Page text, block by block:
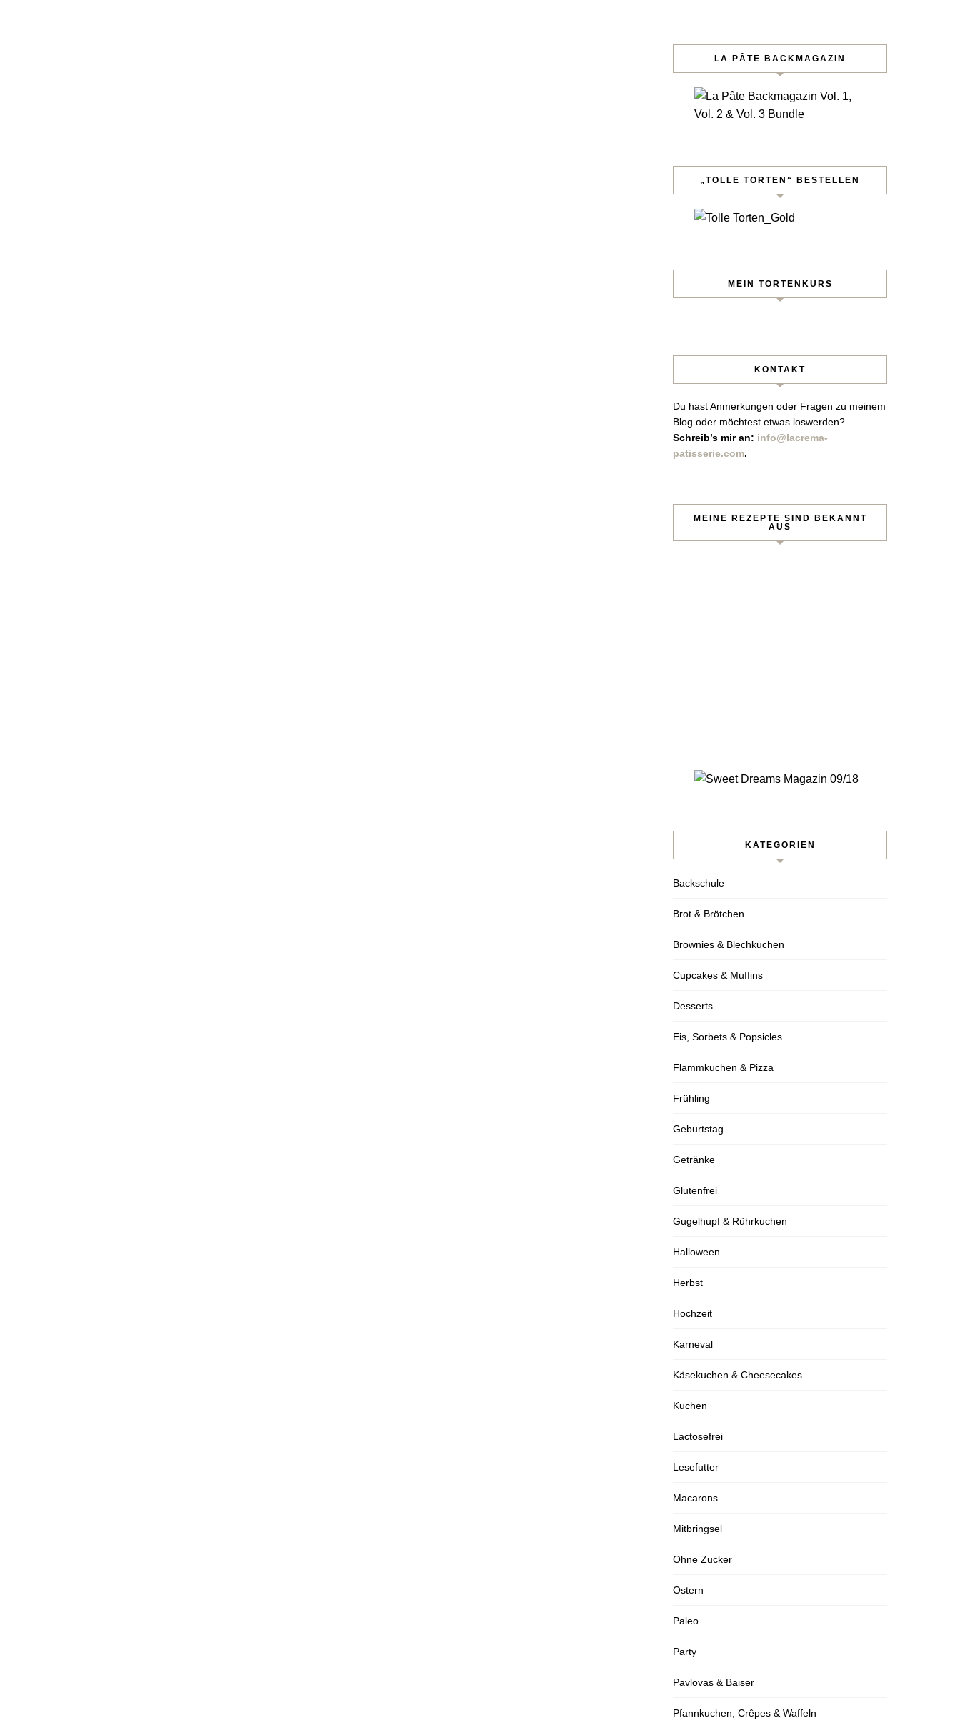
LA PÂTE BACKMAGAZIN
„TOLLE TORTEN“ BESTELLEN
MEIN TORTENKURS
KONTAKT
Du hast Anmerkungen oder Fragen zu meinem
Blog oder möchtest etwas loswerden?
Schreib’s mir an: info@lacrema-
patisserie.com.
MEINE REZEPTE SIND BEKANNT
AUS
KATEGORIEN
Backschule
Brot & Brötchen
Brownies & Blechkuchen
Cupcakes & Muffins
Desserts
Eis, Sorbets & Popsicles
Flammkuchen & Pizza
Frühling
Geburtstag
Getränke
Glutenfrei
Gugelhupf & Rührkuchen
Halloween
Herbst
Hochzeit
Karneval
Käsekuchen & Cheesecakes
Kuchen
Lactosefrei
Lesefutter
Macarons
Mitbringsel
Ohne Zucker
Ostern
Paleo
Party
Pavlovas & Baiser
Pfannkuchen, Crêpes & Waffeln